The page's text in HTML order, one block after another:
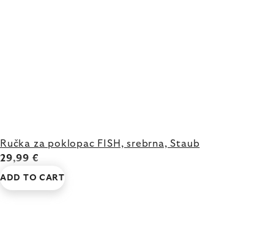
Ručka za poklopac FISH, srebrna, Staub
29,99 €
ADD TO CART